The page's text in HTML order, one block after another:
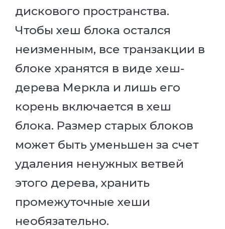
дискового пространства.
Чтобы хеш блока остался
неизменным, все транзакции в
блоке хранятся в виде хеш-
дерева Меркла и лишь его
корень включается в хеш
блока. Размер старых блоков
может быть уменьшен за счет
удаления ненужных ветвей
этого дерева, хранить
промежуточные хеши
необязательно.